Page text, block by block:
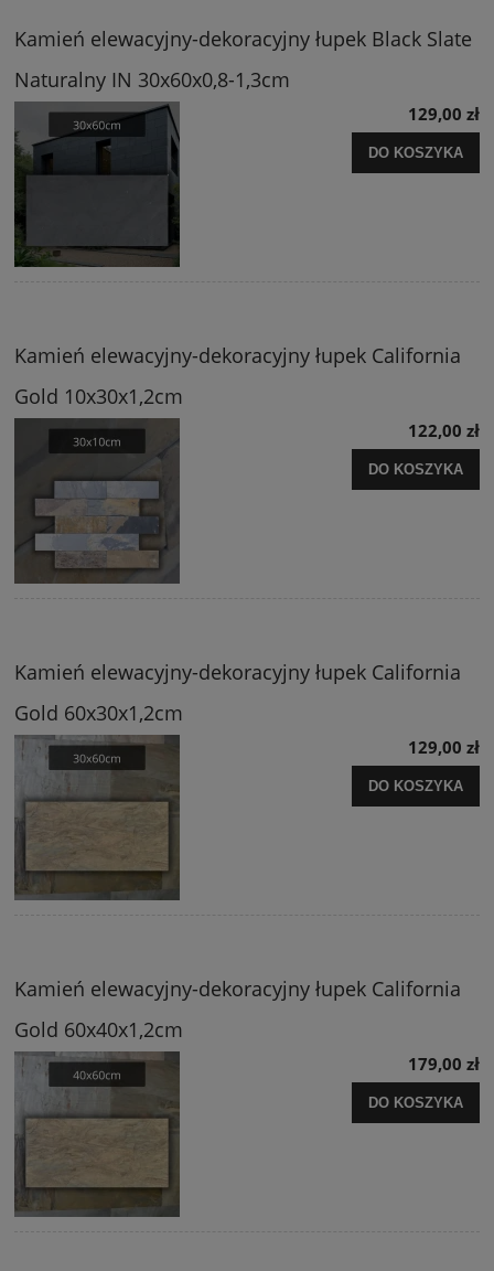
Kamień elewacyjny-dekoracyjny łupek Black Slate
Naturalny IN 30x60x0,8-1,3cm
129,00 zł
DO KOSZYKA
Kamień elewacyjny-dekoracyjny łupek California
Gold 10x30x1,2cm
122,00 zł
DO KOSZYKA
Kamień elewacyjny-dekoracyjny łupek California
Gold 60x30x1,2cm
129,00 zł
DO KOSZYKA
Kamień elewacyjny-dekoracyjny łupek California
Gold 60x40x1,2cm
179,00 zł
DO KOSZYKA